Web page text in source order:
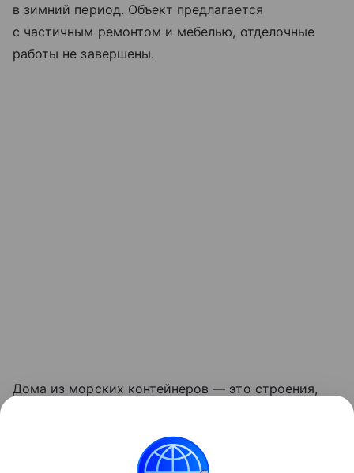
в зимний период. Объект предлагается
с частичным ремонтом и мебелью, отделочные
работы не завершены.
Дома из морских контейнеров — это строения,
грузовые контейнеры. Изначально
их проектировали для перевозки грузов по морю,